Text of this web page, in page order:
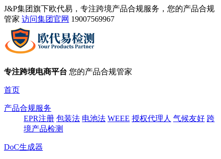
J&P集团旗下欧代易，专注跨境产品合规服务，您的产品合规
管家 访问集团官网 19007569967
专注跨境电商平台 您的产品合规管家
首页
产品合规服务
EPR注册 包装法 电池法 WEEE 授权代理人 气候友好 跨
境产品检测
DoC生成器